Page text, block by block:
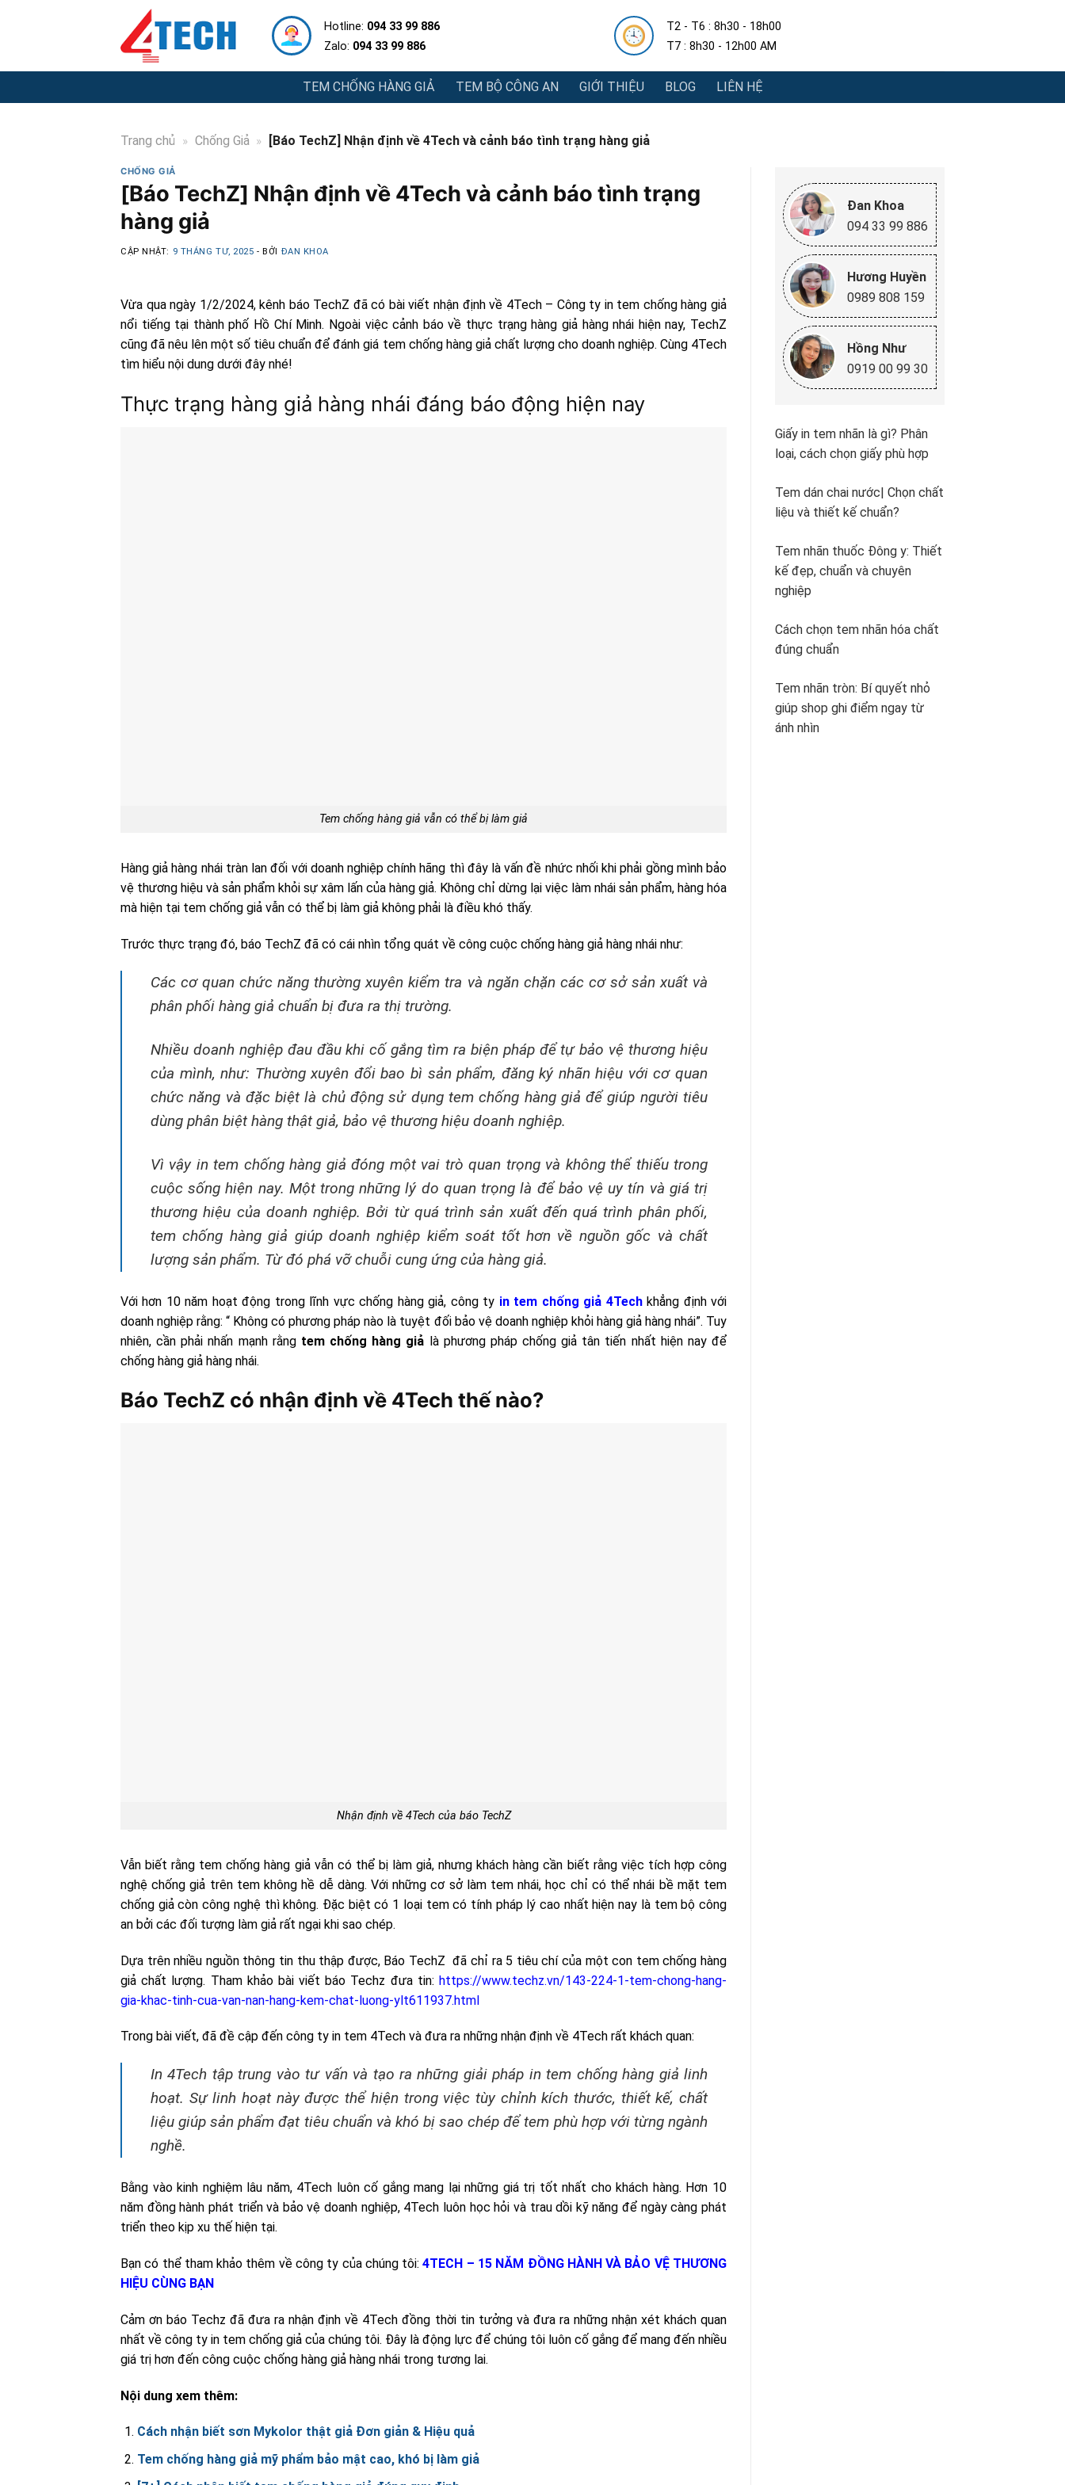
Hotline: 094 33 99 886
Zalo: 094 33 99 886
T2 - T6 : 8h30 - 18h00
T7 : 8h30 - 12h00 AM
TEM CHỐNG HÀNG GIẢ TEM BỘ CÔNG AN GIỚI THIỆU BLOG LIÊN HỆ
Trang chủ » Chống Giả » [Báo TechZ] Nhận định về 4Tech và cảnh báo tình trạng hàng giả
CHỐNG GIẢ
[Báo TechZ] Nhận định về 4Tech và cảnh báo tình trạng
hàng giả
CẬP NHẬT: 9 THÁNG TƯ, 2025 - BỞI ĐAN KHOA
Vừa qua ngày 1/2/2024, kênh báo TechZ đã có bài viết nhận định về 4Tech – Công ty in tem chống hàng giả
nổi tiếng tại thành phố Hồ Chí Minh. Ngoài việc cảnh báo về thực trạng hàng giả hàng nhái hiện nay, TechZ
cũng đã nêu lên một số tiêu chuẩn để đánh giá tem chống hàng giả chất lượng cho doanh nghiệp. Cùng 4Tech
tìm hiểu nội dung dưới đây nhé!
Thực trạng hàng giả hàng nhái đáng báo động hiện nay
Tem chống hàng giả vẫn có thể bị làm giả
Hàng giả hàng nhái tràn lan đối với doanh nghiệp chính hãng thì đây là vấn đề nhức nhối khi phải gồng mình bảo
vệ thương hiệu và sản phẩm khỏi sự xâm lấn của hàng giả. Không chỉ dừng lại việc làm nhái sản phẩm, hàng hóa
mà hiện tại tem chống giả vẫn có thể bị làm giả không phải là điều khó thấy.
Trước thực trạng đó, báo TechZ đã có cái nhìn tổng quát về công cuộc chống hàng giả hàng nhái như:
Các cơ quan chức năng thường xuyên kiểm tra và ngăn chặn các cơ sở sản xuất và
phân phối hàng giả chuẩn bị đưa ra thị trường.
Nhiều doanh nghiệp đau đầu khi cố gắng tìm ra biện pháp để tự bảo vệ thương hiệu
của mình, như: Thường xuyên đổi bao bì sản phẩm, đăng ký nhãn hiệu với cơ quan
chức năng và đặc biệt là chủ động sử dụng tem chống hàng giả để giúp người tiêu
dùng phân biệt hàng thật giả, bảo vệ thương hiệu doanh nghiệp.
Vì vậy in tem chống hàng giả đóng một vai trò quan trọng và không thể thiếu trong
cuộc sống hiện nay. Một trong những lý do quan trọng là để bảo vệ uy tín và giá trị
thương hiệu của doanh nghiệp. Bởi từ quá trình sản xuất đến quá trình phân phối,
tem chống hàng giả giúp doanh nghiệp kiểm soát tốt hơn về nguồn gốc và chất
lượng sản phẩm. Từ đó phá vỡ chuỗi cung ứng của hàng giả.
Với hơn 10 năm hoạt động trong lĩnh vực chống hàng giả, công ty in tem chống giả 4Techkhẳng định với
doanh nghiệp rằng: “ Không có phương pháp nào là tuyệt đối bảo vệ doanh nghiệp khỏi hàng giả hàng nhái”. Tuy
nhiên, cần phải nhấn mạnh rằng tem chống hàng giả là phương pháp chống giả tân tiến nhất hiện nay để
chống hàng giả hàng nhái.
Báo TechZ có nhận định về 4Tech thế nào?
Nhận định về 4Tech của báo TechZ
Vẫn biết rằng tem chống hàng giả vẫn có thể bị làm giả, nhưng khách hàng cần biết rằng việc tích hợp công
nghệ chống giả trên tem không hề dễ dàng. Với những cơ sở làm tem nhái, học chỉ có thể nhái bề mặt tem
chống giả còn công nghệ thì không. Đặc biệt có 1 loại tem có tính pháp lý cao nhất hiện nay là tem bộ công
an bởi các đối tượng làm giả rất ngại khi sao chép.
Dựa trên nhiều nguồn thông tin thu thập được, Báo TechZ đã chỉ ra 5 tiêu chí của một con tem chống hàng
giả chất lượng. Tham khảo bài viết báo Techz đưa tin: https://www.techz.vn/143-224-1-tem-chong-hang-
gia-khac-tinh-cua-van-nan-hang-kem-chat-luong-ylt611937.html
Trong bài viết, đã đề cập đến công ty in tem 4Tech và đưa ra những nhận định về 4Tech rất khách quan:
In 4Tech tập trung vào tư vấn và tạo ra những giải pháp in tem chống hàng giả linh
hoạt. Sự linh hoạt này được thể hiện trong việc tùy chỉnh kích thước, thiết kế, chất
liệu giúp sản phẩm đạt tiêu chuẩn và khó bị sao chép để tem phù hợp với từng ngành
nghề.
Bằng vào kinh nghiệm lâu năm, 4Tech luôn cố gắng mang lại những giá trị tốt nhất cho khách hàng. Hơn 10
năm đồng hành phát triển và bảo vệ doanh nghiệp, 4Tech luôn học hỏi và trau dồi kỹ năng để ngày càng phát
triển theo kịp xu thế hiện tại.
Bạn có thể tham khảo thêm về công ty của chúng tôi:4TECH – 15 NĂM ĐỒNG HÀNH VÀ BẢO VỆ THƯƠNG
HIỆU CÙNG BẠN
Cảm ơn báo Techz đã đưa ra nhận định về 4Tech đồng thời tin tưởng và đưa ra những nhận xét khách quan
nhất về công ty in tem chống giả của chúng tôi. Đây là động lực để chúng tôi luôn cố gắng để mang đến nhiều
giá trị hơn đến công cuộc chống hàng giả hàng nhái trong tương lai.
Nội dung xem thêm:
Cách nhận biết sơn Mykolor thật giả Đơn giản & Hiệu quả
Tem chống hàng giả mỹ phẩm bảo mật cao, khó bị làm giả
Đan Khoa
094 33 99 886
Hương Huyền
0989 808 159
Hồng Như
0919 00 99 30
Giấy in tem nhãn là gì? Phân
loại, cách chọn giấy phù hợp
Tem dán chai nước| Chọn chất
liệu và thiết kế chuẩn?
Tem nhãn thuốc Đông y: Thiết
kế đẹp, chuẩn và chuyên
nghiệp
Cách chọn tem nhãn hóa chất
đúng chuẩn
Tem nhãn tròn: Bí quyết nhỏ
giúp shop ghi điểm ngay từ
ánh nhìn